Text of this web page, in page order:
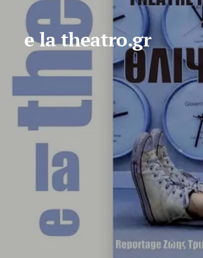
e la theatro.gr